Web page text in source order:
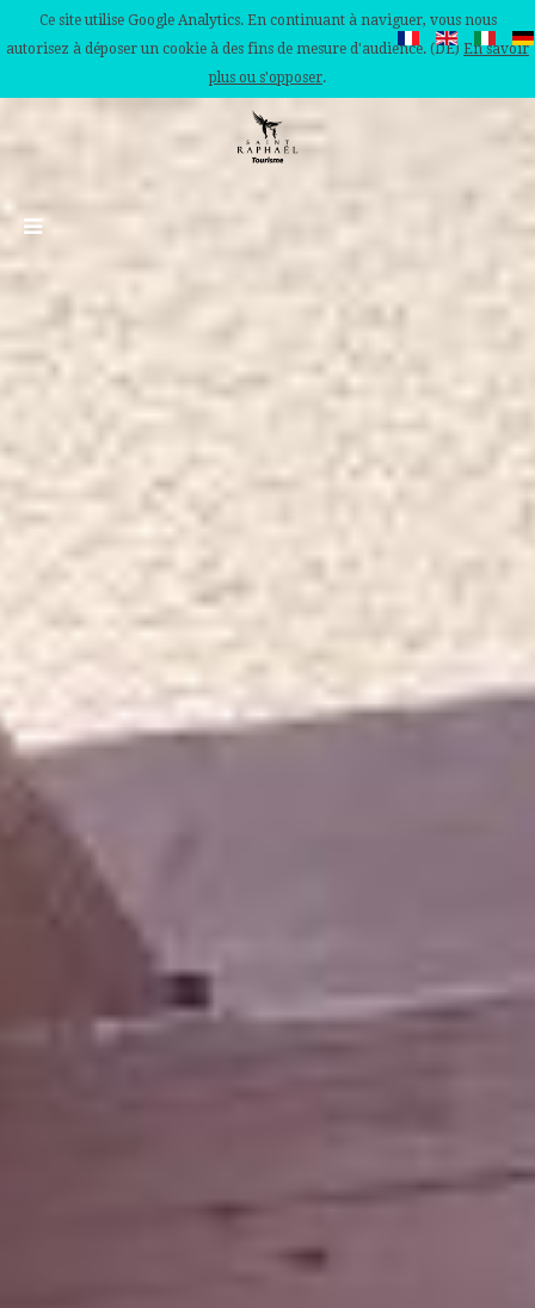
Ce site utilise Google Analytics. En continuant à naviguer, vous nous
autorisez à déposer un cookie à des fins de mesure d'audience. (DE) En savoir
plus ou s'opposer.